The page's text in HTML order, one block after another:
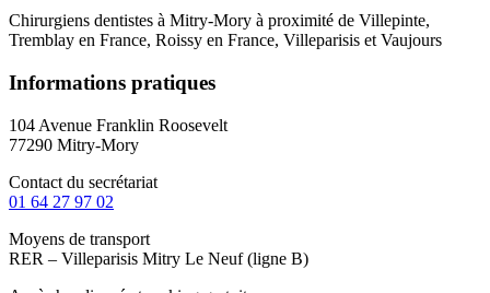
Chirurgiens dentistes à Mitry-Mory à proximité de Villepinte,
Tremblay en France, Roissy en France, Villeparisis et Vaujours
Informations pratiques
104 Avenue Franklin Roosevelt
77290 Mitry-Mory
Contact du secrétariat
01 64 27 97 02
Moyens de transport
RER – Villeparisis Mitry Le Neuf (ligne B)